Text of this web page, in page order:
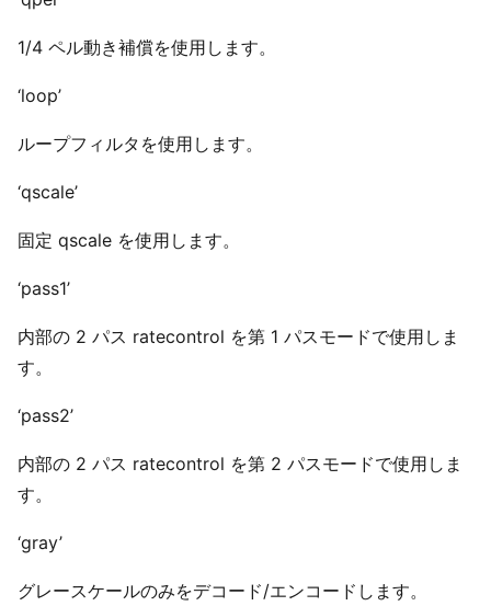
1/4 ペル動き補償を使用します。
‘loop’
ループフィルタを使用します。
‘qscale’
固定 qscale を使用します。
‘pass1’
内部の 2 パス ratecontrol を第 1 パスモードで使用しま
す。
‘pass2’
内部の 2 パス ratecontrol を第 2 パスモードで使用しま
す。
‘gray’
グレースケールのみをデコード/エンコードします。